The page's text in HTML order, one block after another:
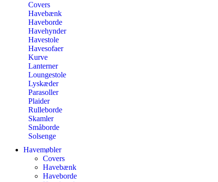
Covers
Havebænk
Haveborde
Havehynder
Havestole
Havesofaer
Kurve
Lanterner
Loungestole
Lyskæder
Parasoller
Plaider
Rulleborde
Skamler
Småborde
Solsenge
Havemøbler
Covers
Havebænk
Haveborde